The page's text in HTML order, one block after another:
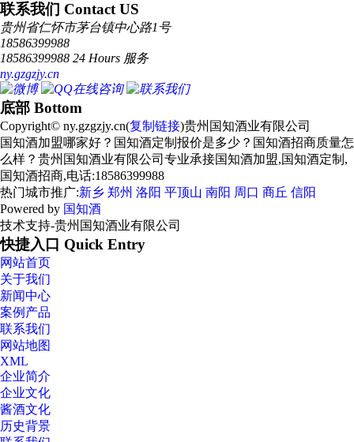
联系我们 Contact US
贵州省仁怀市茅台镇中心路1号
18586399988
18586399988 24 Hours 服务
ny.gzgzjy.cn
底部 Bottom
Copyright© ny.gzgzjy.cn(复制链接)贵州国知酒业有限公司
国知酒加盟哪家好？国知酒定制报价是多少？国知酒招商质量怎
么样？贵州国知酒业有限公司专业承接国知酒加盟,国知酒定制,
国知酒招商,电话:18586399988
热门城市推广:新乡 郑州 洛阳 平顶山 南阳 周口 商丘 信阳
Powered by 国知酒
技术支持-贵州国知酒业有限公司
快捷入口 Quick Entry
网站首页
关于我们
新闻中心
案例产品
联系我们
网站地图
XML
企业简介
企业文化
酱酒文化
历史背景